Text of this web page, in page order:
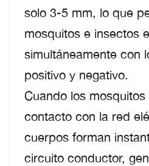
solo 3-5 mm, lo que
mosquitos e insectos
simultáneamente con
positivo y negativo.
Cuando los mosquitos
contacto con la red
cuerpos forman
circuito conductor,